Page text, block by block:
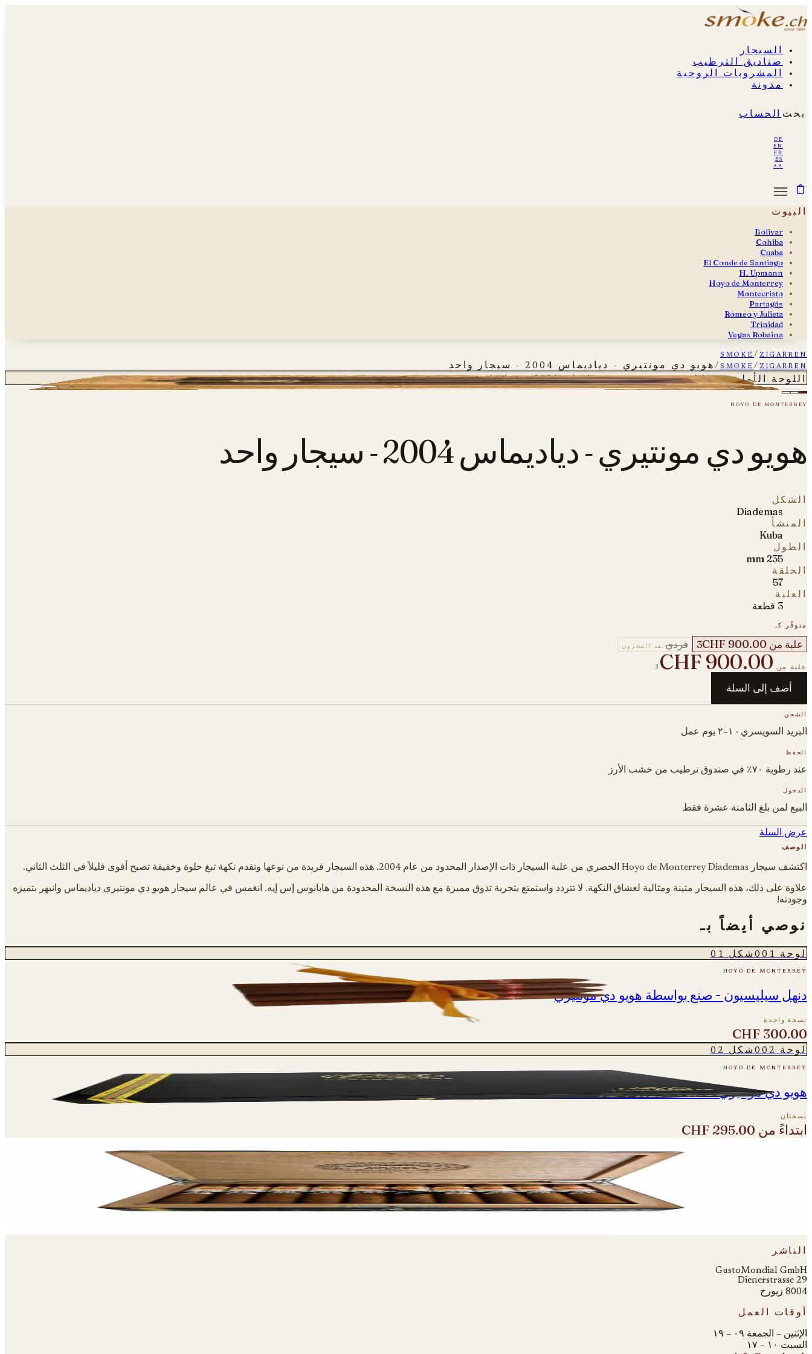
السيجار
صناديق الترطيب
المشروبات الروحية
مدونة
بحث الحساب
de
·
en
·
fr
·
es
·
ar
البيوت
Bolivar
Cohiba
Cuaba
El Conde de Santiago
H. Upmann
Hoyo de Monterrey
Montecristo
Partagás
Romeo y Julieta
Trinidad
Vegas Robaina
smoke/ zigarren
smoke/ zigarren
/هويو دي مونتيري - دياديماس 2004 - سيجار واحد
اللوحة الأولى — شكل ٠١
هويو دي مونتيري - دياديماس 2004 - سيجار واحد
hoyo de monterrey
هويو دي مونتيري - دياديماس 2004 - سيجار واحد
الشكل
Diademas
المنشأ
Kuba
الطول
235 mm
الحلقة
57
العلبة
3 قطعة
متوفّر كـ
علبة من 3 CHF 900.00 فردي نفد المخزون
علبة من 3 CHF 900.00
أضف إلى السلة
الشحن
البريد السويسري · ١–٢ يوم عمل
الحفظ
عند رطوبة ٧٠٪ في صندوق ترطيب من خشب الأرز
الدخول
البيع لمن بلغ الثامنة عشرة فقط
عرض السلة
الوصف
اكتشف سيجار Hoyo de Monterrey Diademas الحصري من علبة السيجار ذات الإصدار المحدود من عام 2004. هذه السيجار فريدة من نوعها وتقدم نكهة تبغ حلوة وخفيفة تصبح أقوى قليلاً في الثلث الثاني.
علاوة على ذلك، هذه السيجار متينة ومثالية لعشاق النكهة. لا تتردد واستمتع بتجربة تذوق مميزة مع هذه النسخة المحدودة من هابانوس إس إيه. انغمس في عالم سيجار هويو دي مونتيري دياديماس وانبهر بتميزه
وجودته!
نوصي أيضاً بـ
لوحة 001 شكل 01
hoyo de monterrey
دنهل سيليسيون - صنع بواسطة هويو دي مونتيري
نسخة واحدة
CHF 300.00
لوحة 002 شكل 02
hoyo de monterrey
هويو دي مونتيري - Double Coronas Gran Reserva 2013
نسختان
ابتداءً من CHF 295.00
الناشر
GustoMondial GmbH
Dienerstrasse 29
8004 زيورخ
أوقات العمل
الإثنين – الجمعة ٠٩ – ١٩
السبت ١٠ – ١٧